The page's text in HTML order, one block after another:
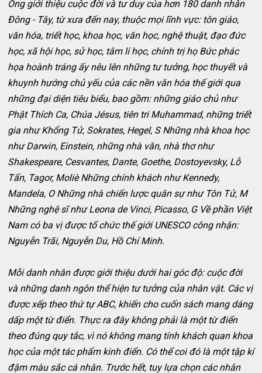
Ông giới thiệu cuộc đời và tư duy của hơn 180 danh nhân
Đông - Tây, từ xưa đến nay, thuộc mọi lĩnh vực: tôn giáo,
văn hóa, triết học, khoa học, văn học, nghệ thuật, đạo đức
học, xã hội học, sử học, tâm lí học, chính trị họ Bức phác
họa hoành tráng ấy nêu lên những tư tưởng, học thuyết và
khuynh hướng chủ yếu của các nền văn hóa thế giới qua
những đại diện tiêu biểu, bao gồm: những giáo chủ như
Phật Thích Ca, Chúa Jésus, tiên tri Muhammad, những triết
gia như Khổng Tử, Sokrates, Hegel, S Những nhà khoa học
như Darwin, Einstein, những nhà văn, nhà thơ như
Shakespeare, Cesvantes, Dante, Goethe, Dostoyevsky, Lỗ
Tấn, Tagor, Moliè Những chính khách như Kennedy,
Mandela, O Những nhà chiến lược quân sự như Tôn Tử, M
Những nghệ sĩ như Leona de Vinci, Picasso, G Về phần Việt
Nam có ba vị được tổ chức thế giới UNESCO công nhận:
Nguyễn Trãi, Nguyễn Du, Hồ Chí Minh.
Mỗi danh nhân được giới thiệu dưới hai góc độ: cuộc đời
và những danh ngôn thể hiện tư tưởng của nhân vật. Các vị
được xếp theo thứ tự ABC, khiến cho cuốn sách mang dáng
dấp một từ điển. Thực ra đây không phải là một từ điển
theo đúng quy tắc, vì nó không mang tính khách quan khoa
học của một tác phẩm kinh điển. Có thể coi đó là một tập kí
đậm màu sắc cá nhân. Trước hết, tuy lựa chọn các nhân